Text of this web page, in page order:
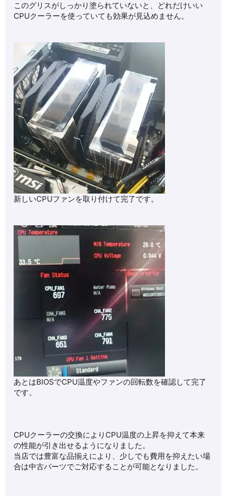
このグリスがしっかり塗られていないと、どれだけいい
CPUクーラーを使っていても効果が見込めません。
新しいCPUファンを取り付けて完了です。
あとはBIOSでCPU温度やファンの回転数を確認して完了
です。
CPUクーラーの交換によりCPU温度の上昇を抑えて本来
の性能が引き出せるようになりました。
当店では豊富な品揃えにより、少しでも費用を抑えたい場
合は中古パーツでご対応することが可能となりました。